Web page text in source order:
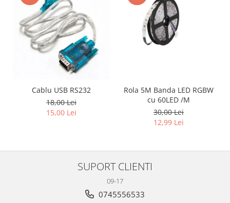
Cablu USB RS232
18,00 Lei
15,00 Lei
Rola 5M Banda LED RGBW
cu 60LED /M
30,00 Lei
12,99 Lei
SUPORT CLIENTI
09-17
0745556533